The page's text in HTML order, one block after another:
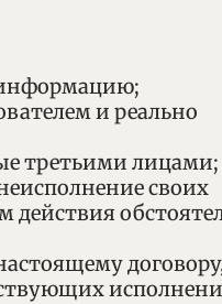
информацию;
и реально
третьими лицами;
своих
действия